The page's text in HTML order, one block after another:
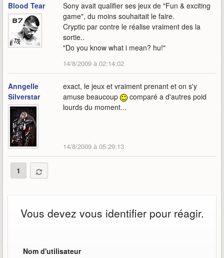
Blood Tear
Sony avait qualifier ses jeux de "Fun & exciting
game", du moins souhaitait le faire.
Cryptic par contre le réalise vraiment des la
sortie..
"Do you know what i mean? hu!"
14/8/2009 à 02:14:02
Anngelle
Silverstar
exact, le jeux et vraiment prenant et on s'y
amuse beaucoup
comparé a d'autres poid
lourds du moment...
14/8/2009 à 05:29:13
1
Vous devez vous identifier pour réagir.
Nom d'utilisateur